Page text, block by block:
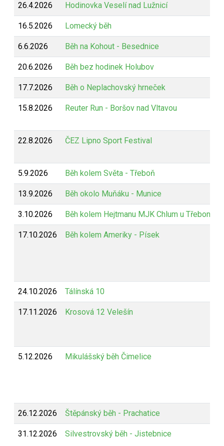
26.4.2026 Hodinovka Veselí nad Lužnicí
16.5.2026 Lomecký běh
6.6.2026 Běh na Kohout - Besednice
20.6.2026 Běh bez hodinek Holubov
17.7.2026 Běh o Neplachovský hrneček
15.8.2026 Reuter Run - Boršov nad Vltavou
22.8.2026 ČEZ Lipno Sport Festival
5.9.2026 Běh kolem Světa - Třeboň
13.9.2026 Běh okolo Muňáku - Munice
3.10.2026 Běh kolem Hejtmanu MJK Chlum u Třeboně
17.10.2026 Běh kolem Ameriky - Písek
24.10.2026 Tálínská 10
17.11.2026 Krosová 12 Velešín
5.12.2026 Mikulášský běh Čimelice
26.12.2026 Štěpánský běh - Prachatice
31.12.2026 Silvestrovský běh - Jistebnice